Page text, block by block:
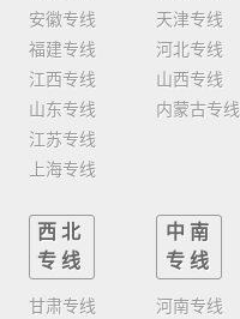
安徽专线
福建专线
江西专线
山东专线
江苏专线
上海专线
天津专线
河北专线
山西专线
内蒙古专线
西北
专线
甘肃专线
中南
专线
河南专线